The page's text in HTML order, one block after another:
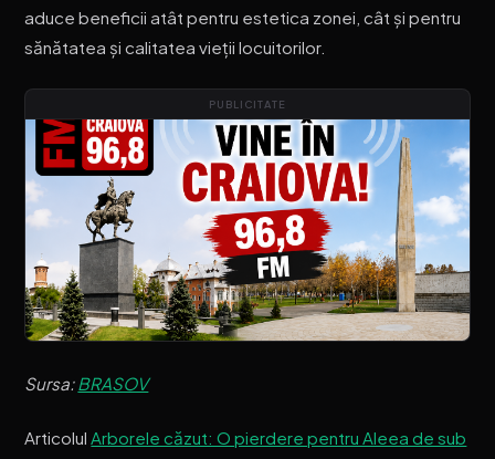
aduce beneficii atât pentru estetica zonei, cât și pentru
sănătatea și calitatea vieții locuitorilor.
PUBLICITATE
Sursa:BRASOV
Articolul Arborele căzut: O pierdere pentru Aleea de sub